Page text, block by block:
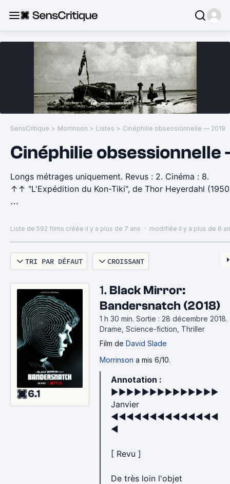
SensCritique > Morrinson > Listes > Cinéphilie obsessionnelle — 2019
Cinéphilie
Longs métrages uniquement. Revus : 2. Cinéma : 8.
↑↑ "L'Expédition du Kon-Tiki", de Thor Heyerdahl
Mois après mois, pour le meilleur et pour le pire des
Janvier (1→67)
+1) L'Expédition du Kon-Tiki +2) Mandingo +3) La
Février (68→102)
+1) Leto +2) L'emploi +3) Les Chasseurs de scalps
-1) Brice 3 -2) Paris est à nous -3) Hardware -4) Juste
Mars (103→155)
-1) Aquaman -2) La Vie domestique -3) Bienvenue à
Avril (156→207)
+1) Les Éternels +2) La Belle +3) Cruising, La
-1) The Return -2) Le Prix du danger -3) Jumeaux
+1) Playtime +2) Les Fiancés +3) Enquête sur un
-1) Bohemian Rhapsody -2) 007½: Rien n'est
Liste de 592 films créée il y a plus de 7 ans · modifiée il y a plus de 6
TRI PAR DÉFAUT CROISSANT
6.1
1. Black Mirror:
Bandersnatch (2018)
1 h 30 min. Sortie : 28 décembre 2018.
Drame, Science-fiction, Thriller
Film de David Slade
Morrinson a mis 6/10.
Annotation :
►►►►►►►►►►►►►►
Janvier
◄◄◄◄◄◄◄◄◄◄◄◄◄◄
◄
[ Revu ]
De très loin l'objet